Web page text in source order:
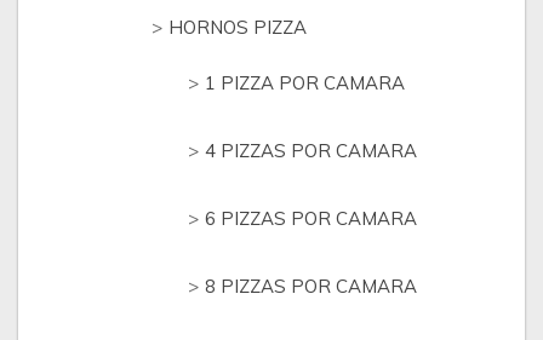
HORNOS PIZZA
1 PIZZA POR CAMARA
4 PIZZAS POR CAMARA
6 PIZZAS POR CAMARA
8 PIZZAS POR CAMARA